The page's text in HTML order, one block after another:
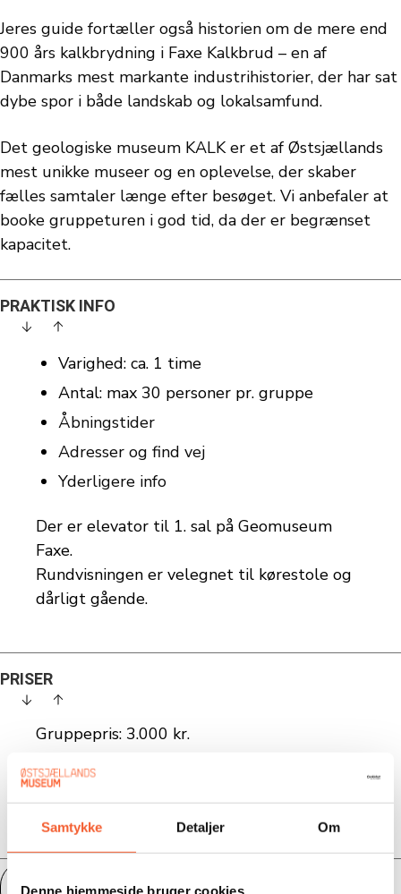
Samtykke Detaljer Om
Denne hjemmeside bruger cookies
Jeres guide fortæller også historien om de mere end
900 års kalkbrydning i Faxe Kalkbrud – en af
Danmarks mest markante industrihistorier, der har sat
dybe spor i både landskab og lokalsamfund.
Det geologiske museum KALK er et af Østsjællands
mest unikke museer og en oplevelse, der skaber
fælles samtaler længe efter besøget. Vi anbefaler at
booke gruppeturen i god tid, da der er begrænset
kapacitet.
PRAKTISK INFO
Varighed: ca. 1 time
Antal: max 30 personer pr. gruppe
Åbningstider
Adresser og find vej
Yderligere info
Der er elevator til 1. sal på Geomuseum
Faxe.
Rundvisningen er velegnet til kørestole og
dårligt gående.
PRISER
Gruppepris: 3.000 kr.
Beløbet dækker guide samt adgang til
Geomuseum Faxe.
FORESPØRG TUR